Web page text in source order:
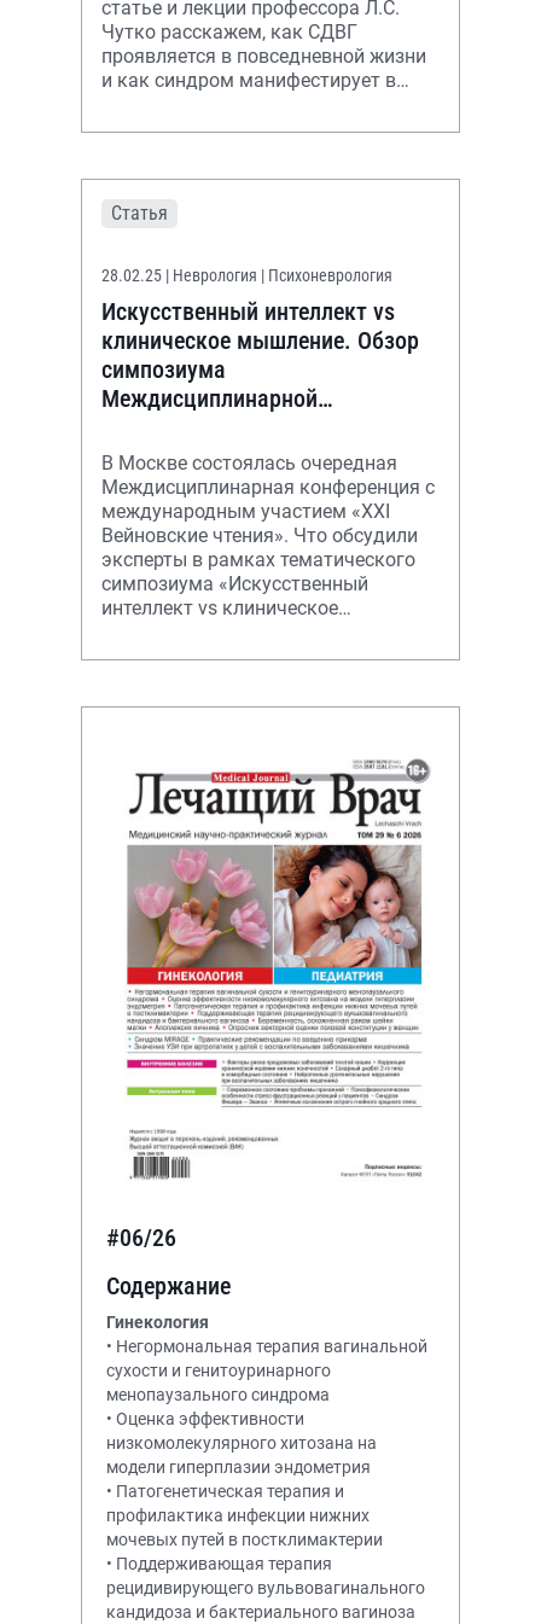
статье и лекции профессора Л.С.
Чутко расскажем, как СДВГ
проявляется в повседневной жизни
и как синдром манифестирует в
Статья
28.02.25 | Неврология | Психоневрология
Искусственный интеллект vs
клиническое мышление. Обзор
симпозиума
Междисциплинарной
участием «XXI Вейновские
чтения»
В Москве состоялась очередная
Междисциплинарная конференция с
международным участием «XXI
Вейновские чтения». Что обсудили
эксперты в рамках тематического
симпозиума «Искусственный
интеллект vs клиническое
#06/26
Содержание
Гинекология
• Негормональная терапия вагинальной
сухости и генитоуринарного
менопаузального синдрома
• Оценка эффективности
низкомолекулярного хитозана на
модели гиперплазии эндометрия
• Патогенетическая терапия и
профилактика инфекции нижних
мочевых путей в постклимактерии
• Поддерживающая терапия
рецидивирующего вульвовагинального
кандидоза и бактериального вагиноза